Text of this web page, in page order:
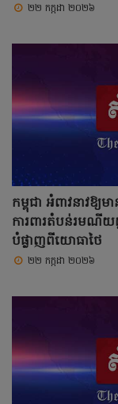
២២ កក្កដា ២០២៦
កម្ពុជា អំពាវនាវឱ្យ
ការពារតំបន់រមណីយ
បំផ្លាញពីយោធាថៃ
២២ កក្កដា ២០២៦